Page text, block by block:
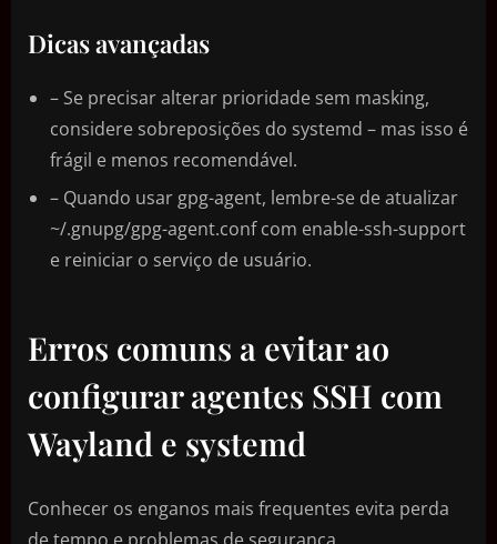
Dicas avançadas
– Se precisar alterar prioridade sem masking,
considere sobreposições do systemd – mas isso é
frágil e menos recomendável.
– Quando usar gpg-agent, lembre-se de atualizar
~/.gnupg/gpg-agent.conf com enable-ssh-support
e reiniciar o serviço de usuário.
Erros comuns a evitar ao
configurar agentes SSH com
Wayland e systemd
Conhecer os enganos mais frequentes evita perda
de tempo e problemas de segurança.